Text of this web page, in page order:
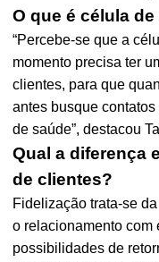
O que é célula
“Percebe-se que a
momento precisa ter
clientes, para que
antes busque
de saúde”, destacou
Qual a diferença
de clientes?
Fidelização trata-se
o relacionamento com
possibilidades de